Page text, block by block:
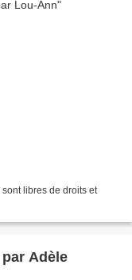
libres de droits et
Adèle